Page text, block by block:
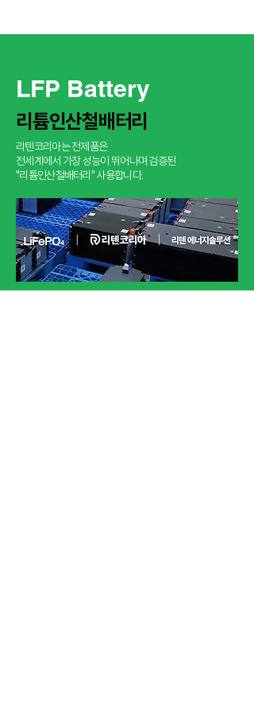
LFP Battery
​리튬인산철배터리
리텐코리아는 전제품은
​전세계에서 가장 성능이 뛰어나며 검증된
"리튬인산철배터리" 사용합니다.